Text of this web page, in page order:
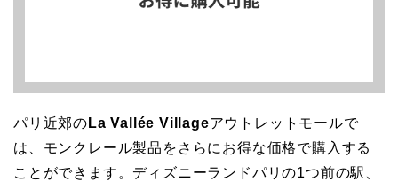
パリ近郊の La Vallée Villageアウトレットモールで
は、モンクレール製品をさらにお得な価格で購入する
ことができます。ディズニーランドパリの1つ前の駅、